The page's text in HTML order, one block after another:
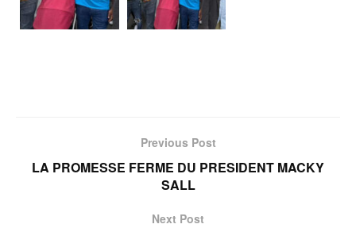
Previous Post
LA PROMESSE FERME DU PRESIDENT MACKY
SALL
Next Post